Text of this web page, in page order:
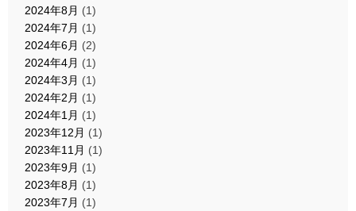
2024年8月 (1)
2024年7月 (1)
2024年6月 (2)
2024年4月 (1)
2024年3月 (1)
2024年2月 (1)
2024年1月 (1)
2023年12月 (1)
2023年11月 (1)
2023年9月 (1)
2023年8月 (1)
2023年7月 (1)